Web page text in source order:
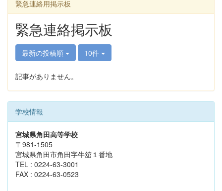
緊急連絡用掲示板
緊急連絡掲示板
最新の投稿順 10件
記事がありません。
学校情報
宮城県角田高等学校
〒981-1505
宮城県角田市角田字牛舘１番地
TEL : 0224-63-3001
FAX : 0224-63-0523